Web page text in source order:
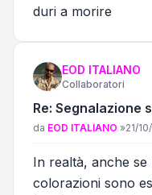
duri a morire
EOD ITALIANO
Collaboratori
Re: Segnalazione
Messaggio
da EOD ITALIANO »21/
In realtà, anche se
colorazioni sono